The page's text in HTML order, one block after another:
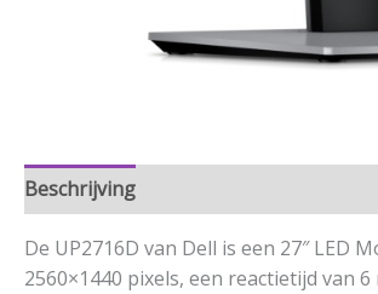
Beschrijving
De UP2716D van Dell is een 27″ LED
2560×1440 pixels, een reactietijd van